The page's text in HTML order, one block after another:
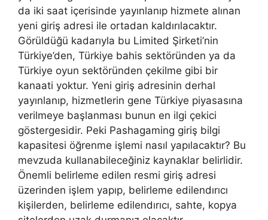
da iki saat içerisinde yayınlanıp hizmete alınan
yeni giriş adresi ile ortadan kaldırılacaktır.
Görüldüğü kadarıyla bu Limited Şirketi’nin
Türkiye’den, Türkiye bahis sektöründen ya da
Türkiye oyun sektöründen çekilme gibi bir
kanaati yoktur. Yeni giriş adresinin derhal
yayınlanıp, hizmetlerin gene Türkiye piyasasına
verilmeye başlanması bunun en ilgi çekici
göstergesidir. Peki Pashagaming giriş bilgi
kapasitesi öğrenme işlemi nasıl yapılacaktır? Bu
mevzuda kullanabileceğiniz kaynaklar belirlidir.
Önemli belirleme edilen resmi giriş adresi
üzerinden işlem yapıp, belirleme edilendırıcı
kişilerden, belirleme edilendırıcı, sahte, kopya